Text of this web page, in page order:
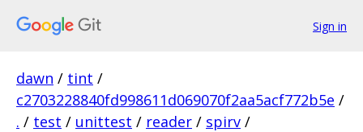
Sign in
dawn / tint /
c2703228840fd998611d069070f2aa5acf772b5e /
. / test / unittest / reader / spirv /